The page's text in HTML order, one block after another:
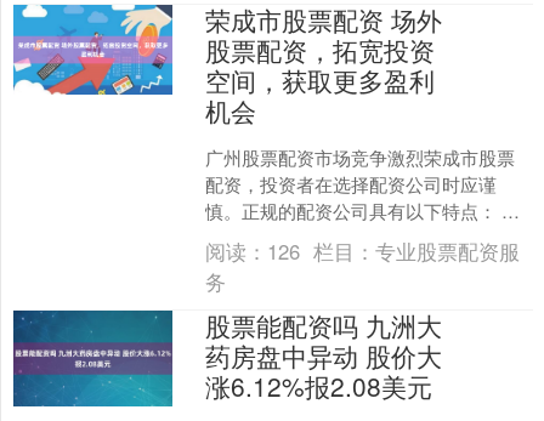
荣成市股票配资 场外
股票配资，拓宽投资
空间，获取更多盈利
机会
广州股票配资市场竞争激烈荣成市股票
配资，投资者在选择配资公司时应谨
慎。正规的配资公司具有以下特点： 场
外股票配资是一种投资策略，通过借入
资金来增加投资额度，从而....
阅读： 126 栏目：专业股票配资服
务
股票能配资吗 九洲大
药房盘中异动 股价大
涨6.12%报2.08美元